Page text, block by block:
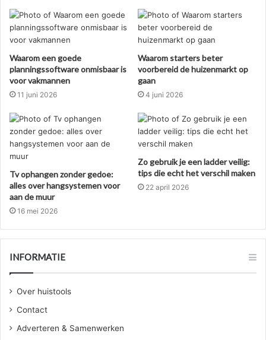
Waarom een goede
planningssoftware onmisbaar is
voor vakmannen
11 juni 2026
Waarom starters beter
voorbereid de huizenmarkt op
gaan
4 juni 2026
Tv ophangen zonder gedoe:
alles over hangsystemen voor
aan de muur
16 mei 2026
Zo gebruik je een ladder veilig:
tips die echt het verschil maken
22 april 2026
INFORMATIE
Over huistools
Contact
Adverteren & Samenwerken